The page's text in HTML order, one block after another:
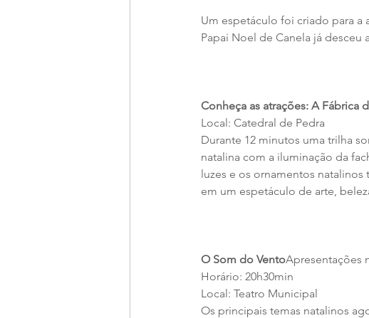
Um espetáculo foi criado para
Papai Noel de Canela já desceu
Conheça as atrações: A Fábrica
Local: Catedral de Pedra
Durante 12 minutos uma trilha
natalina com a iluminação da
luzes e os ornamentos
em um espetáculo de arte,
O Som do VentoApresentações
Horário: 20h30min
Local: Teatro Municipal
Os principais temas natalinos